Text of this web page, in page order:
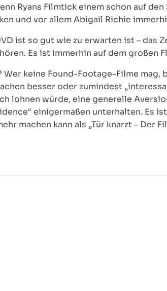
Ryans Filmtick einem schon auf
und vor allem Abigail Richie
ist so gut wie zu erwarten ist – das
Es ist immerhin auf dem großen
keine Found-Footage-Filme mag,
besser oder zumindest
lohnen würde, eine generelle
einigermaßen unterhalten. Es
machen kann als „Tür knarzt – Der